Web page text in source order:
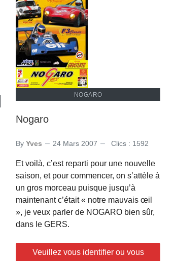
NOGARO
Nogaro
By Yves 24 Mars 2007 Clics : 1592
Et voilà, c’est reparti pour une nouvelle
saison, et pour commencer, on s’attèle à
un gros morceau puisque jusqu’à
maintenant c’était « notre mauvais œil
», je veux parler de NOGARO bien sûr,
dans le GERS.
Veuillez vous identifier ou vous